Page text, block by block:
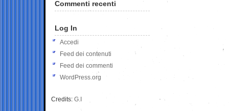
Commenti recenti
Log In
Accedi
Feed dei contenuti
Feed dei commenti
WordPress.org
Credits: G.I